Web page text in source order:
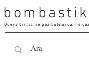
bombastik
Dünya bir toz ve gaz bulutuydu, ne